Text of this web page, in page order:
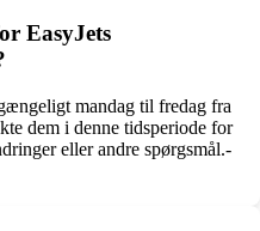
EasyJets
mandag til fredag fra
dem i denne tidsperiode for
eller andre spørgsmål.-